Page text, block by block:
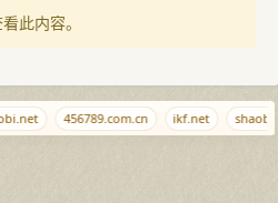
此内容。
456789.com.cn ikf.net